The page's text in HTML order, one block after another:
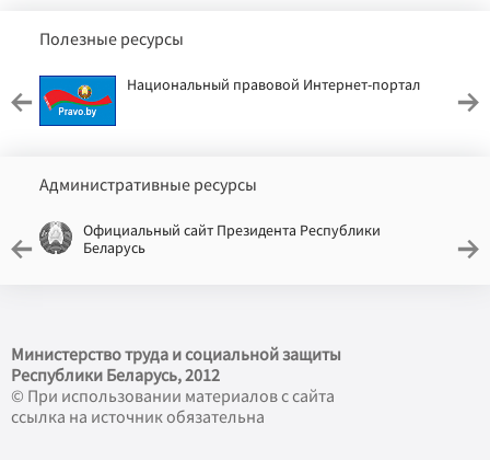
Полезные ресурсы
Национальный правовой Интернет-портал
Административные ресурсы
Официальный сайт Президента Республики
Беларусь
Министерство труда и социальной защиты
Республики Беларусь, 2012
© При использовании материалов с сайта
ссылка на источник обязательна